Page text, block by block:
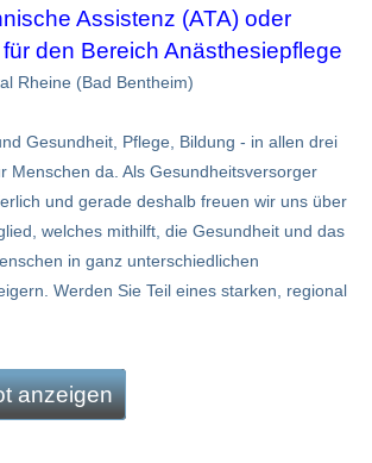
Assistenz (ATA) oder
den Bereich Anästhesiepflege
Rheine (Bad Bentheim)
Gesundheit, Pflege, Bildung - in allen drei
Menschen da. Als Gesundheitsversorger
und gerade deshalb freuen wir uns über
welches mithilft, die Gesundheit und das
in ganz unterschiedlichen
Werden Sie Teil eines starken, regional
anzeigen